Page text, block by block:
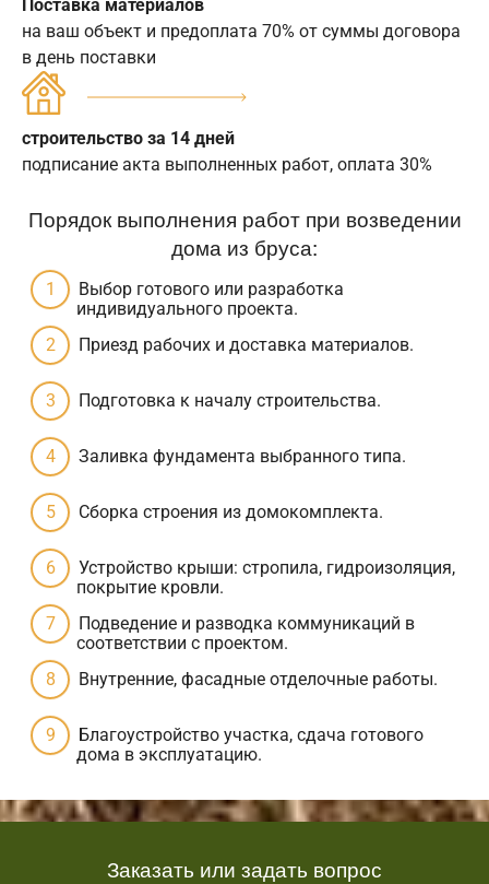
Поставка материалов
на ваш объект и предоплата 70% от суммы договора
в день поставки
строительство за 14 дней
подписание акта выполненных работ, оплата 30%
Порядок выполнения работ при возведении
дома из бруса:
Выбор готового или разработка
индивидуального проекта.
Приезд рабочих и доставка материалов.
Подготовка к началу строительства.
Заливка фундамента выбранного типа.
Сборка строения из домокомплекта.
Устройство крыши: стропила, гидроизоляция,
покрытие кровли.
Подведение и разводка коммуникаций в
соответствии с проектом.
Внутренние, фасадные отделочные работы.
Благоустройство участка, сдача готового
дома в эксплуатацию.
Заказать или задать вопрос